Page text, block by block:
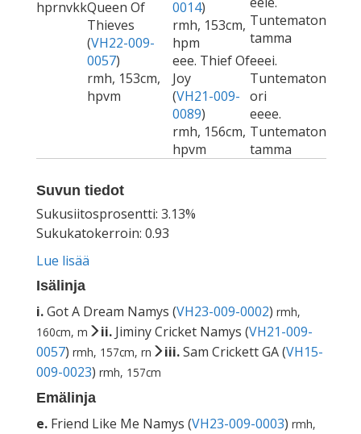
hprnvkkQueen Of
Thieves
(VH22-009-
0057)
rmh, 153cm,
hpvm
0014)
rmh, 153cm,
hpm
Tuntematon
tamma
eee. Thief Of
Joy
(VH21-009-
0089)
rmh, 156cm,
hpvm
eeei.
Tuntematon
ori
eeee.
Tuntematon
tamma
Suvun tiedot
Sukusiitosprosentti: 3.13%
Sukukatokerroin: 0.93
Lue lisää
Isälinja
i.Got A Dream Namys (VH23-009-0002) rmh,
160cm, m
ii. Jiminy Cricket Namys (VH21-009-
0057) rmh, 157cm, rn iii.Sam Crickett GA (VH15-
009-0023) rmh, 157cm
Emälinja
e. Friend Like Me Namys (VH23-009-0003) rmh,